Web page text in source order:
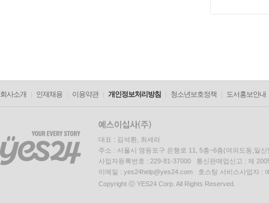
회사소개 인재채용 이용약관 개인정보처리방침 청소년보호정책 도서홍보안내
대표 : 김석환, 최세라
주소 : 서울시 영등포구 은행로 11, 5층~6층(여의도동,일신
사업자등록번호 : 229-81-37000 통신판매업신고 : 제
이메일 : yes24help@yes24.com 호스팅 서비스사업자 :
Copyright ⓒ YES24 Corp. All Rights Reserved.